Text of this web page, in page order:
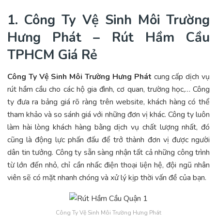
1. Công Ty Vệ Sinh Môi Trường
Hưng Phát – Rút Hầm Cầu
TPHCM Giá Rẻ
Công Ty Vệ Sinh Môi Trường Hưng Phát cung cấp dịch vụ
rút hầm cầu cho các hộ gia đình, cơ quan, trường học,… Công
ty đưa ra bảng giá rõ ràng trên website, khách hàng có thể
tham khảo và so sánh giá với những đơn vị khác. Công ty luôn
làm hài lòng khách hàng bằng dịch vụ chất lượng nhất, đó
cũng là động lực phấn đấu để trở thành đơn vị được người
dân tin tưởng. Công ty sẵn sàng nhận tất cả những công trình
từ lớn đến nhỏ, chỉ cần nhấc điện thoại liện hệ, đội ngũ nhân
viên sẽ có mặt nhanh chóng và xử lý kịp thời vấn đề của bạn.
Công Ty Vệ Sinh Môi Trường Hưng Phát